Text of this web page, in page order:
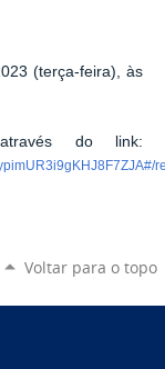
(terça-feira), às
do link:
Voltar para o topo